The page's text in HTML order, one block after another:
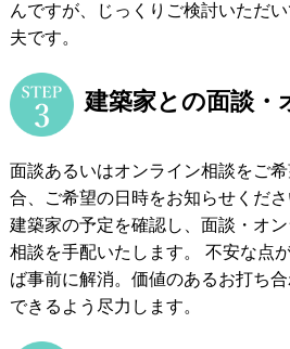
んですが、じっくりご検討いただ
夫です。
建築家との面談・
面談あるいはオンライン相談をご
合、ご希望の日時をお知らせくださ
建築家の予定を確認し、面談・オ
相談を手配いたします。
不安な点
ば事前に解消。価値のあるお打ち
できるよう尽力します。